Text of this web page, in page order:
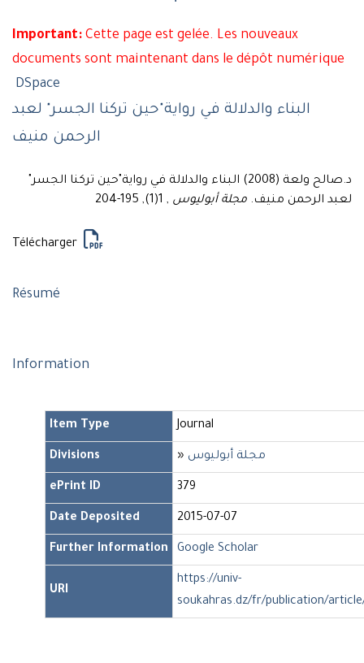
Important: Cette page est gelée. Les nouveaux
documents sont maintenant dans le dépôt numérique
DSpace
البناء والدلالة في رواية"حين تركنا الجسر" لعبد
الرحمن منيف
د.صالح ولعة (2008) البناء والدلالة في رواية"حين تركنا الجسر"
لعبد الرحمن منيف. مجلة أبوليوس , 1(1), 195-204
Télécharger
Résumé
Information
Item Type Journal
Divisions » مجلة أبوليوس
ePrint ID 379
Date Deposited 2015-07-07
Further Information Google Scholar
URI
https://univ-
soukahras.dz/fr/publication/